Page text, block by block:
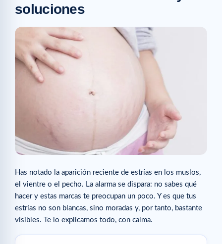
soluciones
Has notado la aparición reciente de estrías en los muslos,
el vientre o el pecho. La alarma se dispara: no sabes qué
hacer y estas marcas te preocupan un poco. Y es que tus
estrías no son blancas, sino moradas y, por tanto, bastante
visibles. Te lo explicamos todo, con calma.